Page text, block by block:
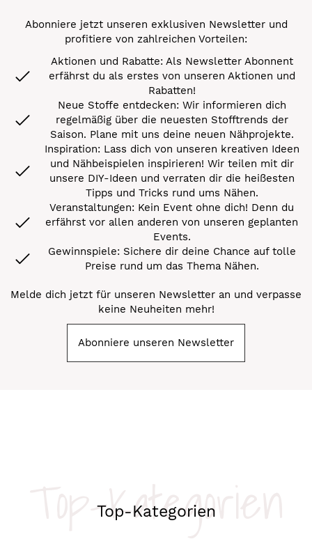
Abonniere jetzt unseren exklusiven Newsletter und
profitiere von zahlreichen Vorteilen:
Aktionen und Rabatte: Als Newsletter Abonnent
erfährst du als erstes von unseren Aktionen und
Rabatten!
Neue Stoffe entdecken: Wir informieren dich
regelmäßig über die neuesten Stofftrends der
Saison. Plane mit uns deine neuen Nähprojekte.
Inspiration: Lass dich von unseren kreativen Ideen
und Nähbeispielen inspirieren! Wir teilen mit dir
unsere DIY-Ideen und verraten dir die heißesten
Tipps und Tricks rund ums Nähen.
Veranstaltungen: Kein Event ohne dich! Denn du
erfährst vor allen anderen von unseren geplanten
Events.
Gewinnspiele: Sichere dir deine Chance auf tolle
Preise rund um das Thema Nähen.
Melde dich jetzt für unseren Newsletter an und verpasse
keine Neuheiten mehr!
Abonniere unseren Newsletter
Top-Kategorien
Top-Kategorien